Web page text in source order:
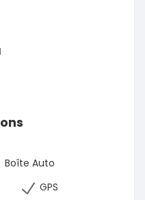
Boîte Auto
GPS